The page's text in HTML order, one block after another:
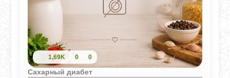
1,69K 0 0
Сахарный диабет